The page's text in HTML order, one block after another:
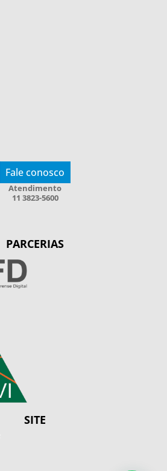
Fale conosco
Atendimento
11 3823-5600
PARCERIAS
SITE